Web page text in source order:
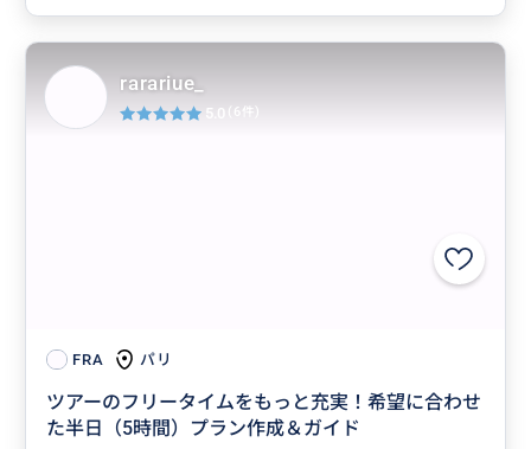
FRA パリ
ツアーのフリータイムをもっと充実！希望に合わせ
た半日（5時間）プラン作成＆ガイド
rarariue_
5.0 (6件)